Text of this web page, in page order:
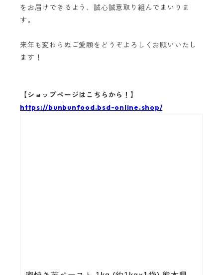
をお届けできるよう、誠心誠意取り組んでまいりま
す。
来年も変わらぬご愛顧をどうぞよろしくお願いいたし
ます！
【ショップページはこちらから！】
https://bunbunfood.bsd-online.shop/